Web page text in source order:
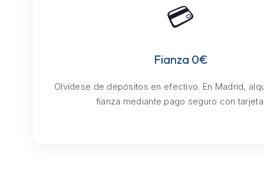
💳
Fianza 0€
Olvídese de depósitos en efectivo. En Madrid,
fianza mediante pago seguro con